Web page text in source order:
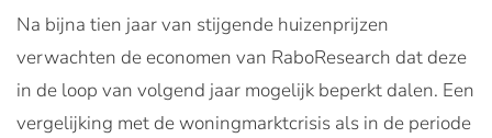
Na bijna tien jaar van stijgende huizenprijzen
verwachten de economen van RaboResearch dat deze
in de loop van volgend jaar mogelijk beperkt dalen. Een
vergelijking met de woningmarktcrisis als in de periode